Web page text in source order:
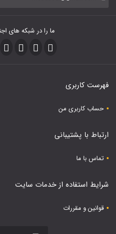
ما را در شبکه های
فهرست کاربری
حساب کاربری من
ارتباط با پشتیبانی
تماس با ما
شرایط استفاده از خدمات سایت
قوانین و مقررات